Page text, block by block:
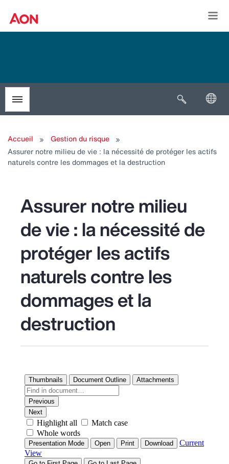
Toggle menubar Open
Accueil
Gestion du risque
Assurer notre milieu de vie : la nécessité de protéger les actifs
naturels contre les dommages et la destruction
Assurer notre milieu
de vie : la nécessité de
protéger les actifs
naturels contre les
dommages et la
destruction